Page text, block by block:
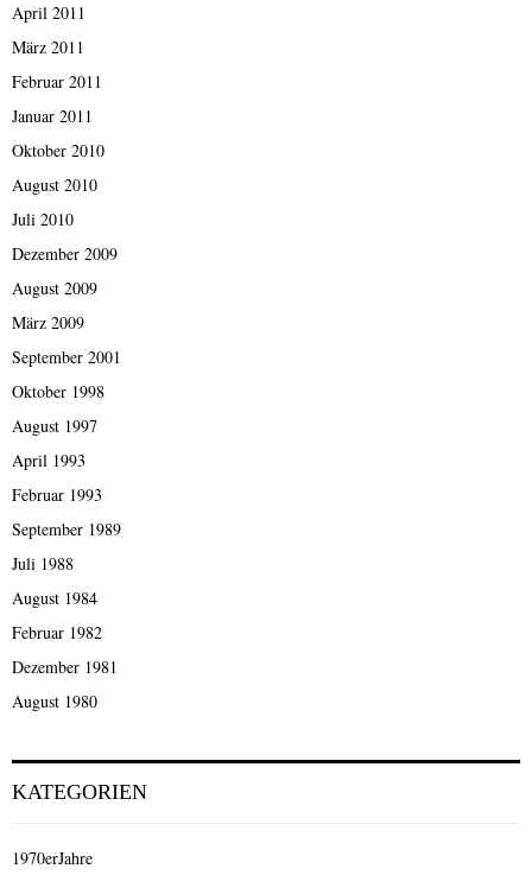
April 2011
März 2011
Februar 2011
Januar 2011
Oktober 2010
August 2010
Juli 2010
Dezember 2009
August 2009
März 2009
September 2001
Oktober 1998
August 1997
April 1993
Februar 1993
September 1989
Juli 1988
August 1984
Februar 1982
Dezember 1981
August 1980
KATEGORIEN
1970erJahre